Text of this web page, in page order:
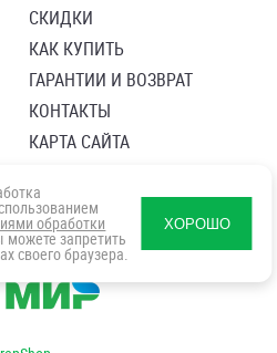
СКИДКИ
КАК КУПИТЬ
ГАРАНТИИ И ВОЗВРАТ
КОНТАКТЫ
КАРТА САЙТА
персональных данных
персональных данны
обработки
можете запретить
своего браузера.
ХОРОШО